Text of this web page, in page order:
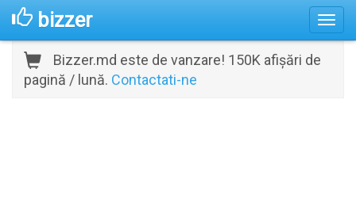
bizzer
Bizzer.md este de vanzare! 150K afișări de
pagină / lună. Contactati-ne